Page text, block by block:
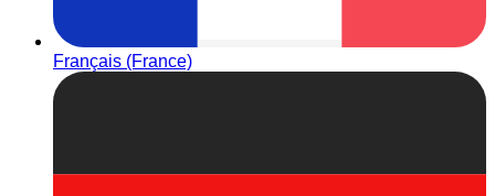
Français (France)